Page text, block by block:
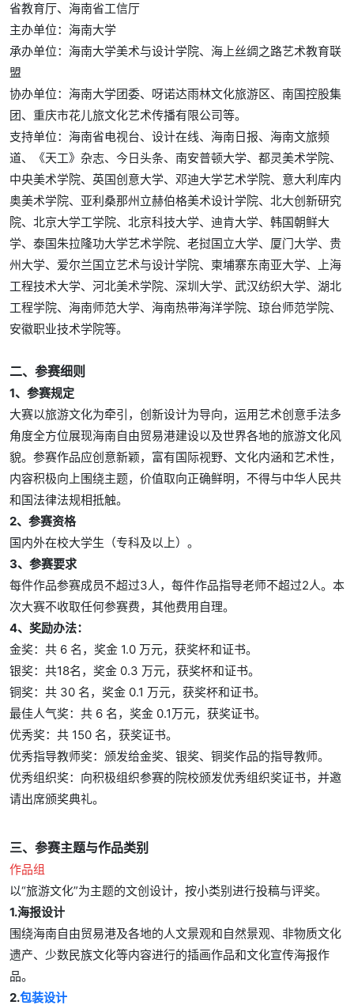
省教育厅、海南省工信厅
主办单位：海南大学
承办单位：海南大学美术与设计学院、海上丝绸之路艺术教育联
盟
协办单位：海南大学团委、呀诺达雨林文化旅游区、南国控股集
团、重庆市花儿旅文化艺术传播有限公司等。
支持单位：海南省电视台、设计在线、海南日报、海南文旅频
道、《天工》杂志、今日头条、南安普顿大学、都灵美术学院、
中央美术学院、英国创意大学、邓迪大学艺术学院、意大利库内
奥美术学院、亚利桑那州立赫伯格美术设计学院、北大创新研究
院、北京大学工学院、北京科技大学、迪肯大学、韩国朝鲜大
学、泰国朱拉隆功大学艺术学院、老挝国立大学、厦门大学、贵
州大学、爱尔兰国立艺术与设计学院、柬埔寨东南亚大学、上海
工程技术大学、河北美术学院、深圳大学、武汉纺织大学、湖北
工程学院、海南师范大学、海南热带海洋学院、琼台师范学院、
安徽职业技术学院等。
二、参赛细则
1、参赛规定
大赛以旅游文化为牵引，创新设计为导向，运用艺术创意手法多
角度全方位展现海南自由贸易港建设以及世界各地的旅游文化风
貌。参赛作品应创意新颖，富有国际视野、文化内涵和艺术性，
内容积极向上围绕主题，价值取向正确鲜明，不得与中华人民共
和国法律法规相抵触。
2、参赛资格
国内外在校大学生（专科及以上）。
3、参赛要求
每件作品参赛成员不超过3人，每件作品指导老师不超过2人。本
次大赛不收取任何参赛费，其他费用自理。
4、奖励办法：
金奖：共 6 名，奖金 1.0 万元，获奖杯和证书。
银奖：共18名，奖金 0.3 万元，获奖杯和证书。
铜奖：共 30 名，奖金 0.1 万元，获奖杯和证书。
最佳人气奖：共 6 名，奖金 0.1万元，获奖证书。
优秀奖：共 150 名，获奖证书。
优秀指导教师奖：颁发给金奖、银奖、铜奖作品的指导教师。
优秀组织奖：向积极组织参赛的院校颁发优秀组织奖证书，并邀
请出席颁奖典礼。
三、参赛主题与作品类别
作品组
以“旅游文化”为主题的文创设计，按小类别进行投稿与评奖。
1.海报设计
围绕海南自由贸易港及各地的人文景观和自然景观、非物质文化
遗产、少数民族文化等内容进行的插画作品和文化宣传海报作
品。
2.包装设计